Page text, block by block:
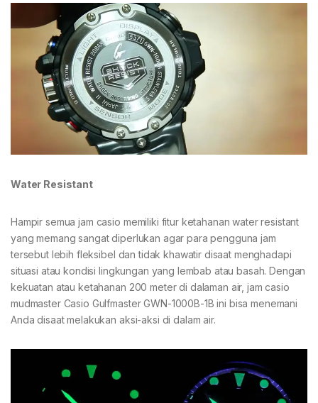
Water Resistant
Hampir semua jam casio memiliki fitur ketahanan water resistant
yang memang sangat diperlukan agar para pengguna jam
tersebut lebih fleksibel dan tidak khawatir disaat menghadapi
situasi atau kondisi lingkungan yang lembab atau basah. Dengan
kekuatan atau ketahanan 200 meter di dalaman air, jam casio
mudmaster Casio Gulfmaster GWN-1000B-1B ini bisa menemani
Anda disaat melakukan aksi-aksi di dalam air.